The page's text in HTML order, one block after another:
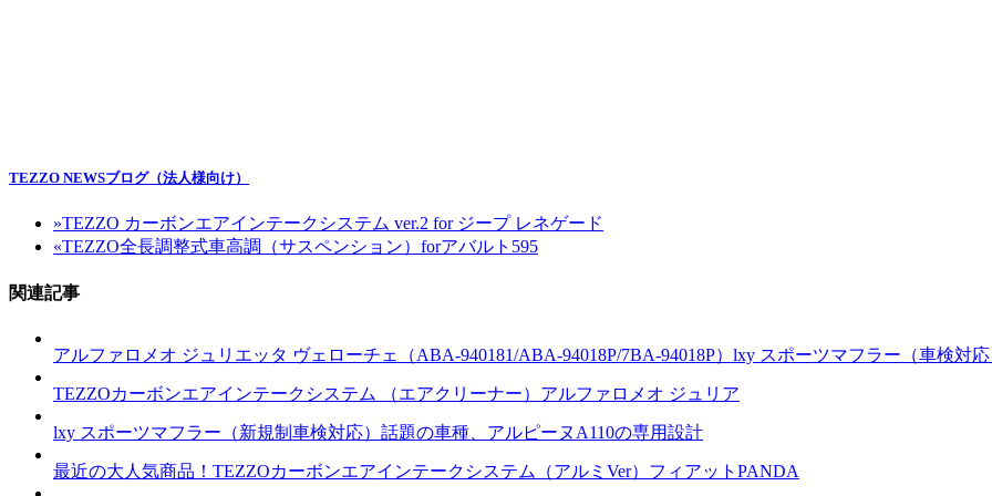
TEZZO NEWSブログ（法人様向け）
»TEZZO カーボンエアインテークシステム ver.2 for ジープ レネゲード
«TEZZO全長調整式車高調（サスペンション）forアバルト595
関連記事
アルファロメオ ジュリエッタ ヴェローチェ（ABA-940181/ABA-94018P/7BA-94018P）lxy スポーツマフラー（車検対
TEZZOカーボンエアインテークシステム （エアクリーナー）アルファロメオ ジュリア
lxy スポーツマフラー（新規制車検対応）話題の車種、アルピーヌA110の専用設計
最近の大人気商品！TEZZOカーボンエアインテークシステム（アルミVer）フィアットPANDA